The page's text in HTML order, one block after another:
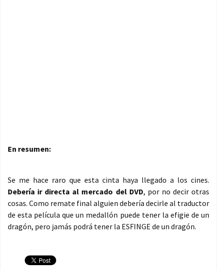
En resumen:
Se me hace raro que esta cinta haya llegado a los cines.
Debería ir directa al mercado del DVD, por no decir otras
cosas. Como remate final alguien debería decirle al traductor
de esta película que un medallón puede tener la efigie de un
dragón, pero jamás podrá tener la ESFINGE de un dragón.